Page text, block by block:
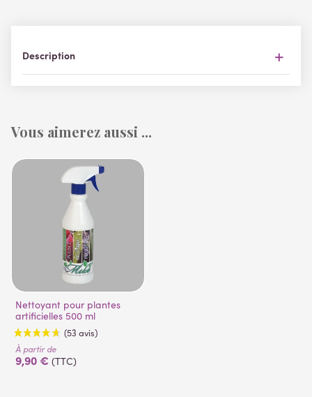
Description
Vous aimerez aussi ...
Nettoyant pour plantes
artificielles 500 ml
À partir de
9,90 € (TTC)